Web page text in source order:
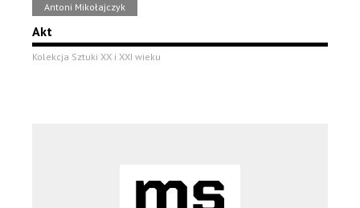
Antoni Mikołajczyk
Akt
Kolekcja Sztuki XX i XXI wieku